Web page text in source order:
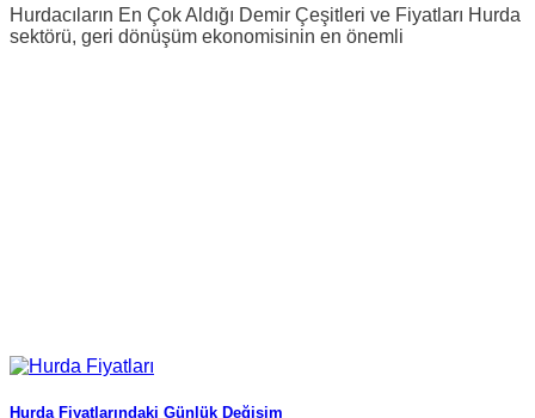
Hurdacıların En Çok Aldığı Demir Çeşitleri ve Fiyatları Hurda
sektörü, geri dönüşüm ekonomisinin en önemli
Hurda Fiyatlarındaki Günlük Değişim